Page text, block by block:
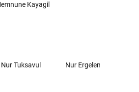
Kayagil
Nur Tuksavul Nur Ergelen